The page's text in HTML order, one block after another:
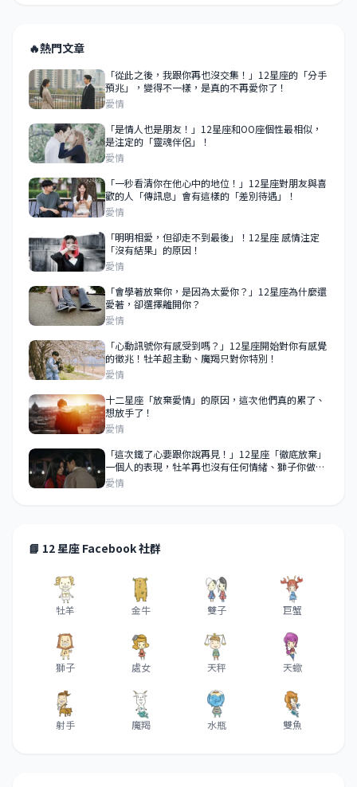
🔥熱門文章
「從此之後，我跟你再也沒交集！」12星座的「分手
預兆」，變得不一樣，是真的不再愛你了！
愛情
「是情人也是朋友！」12星座和OO座個性最相似，
是注定的「靈魂伴侶」！
愛情
「一秒看清你在他心中的地位！」12星座對朋友與喜
歡的人「傳訊息」會有這樣的「差別待遇」！
愛情
「明明相愛，但卻走不到最後」！12星座 感情注定
「沒有結果」的原因！
愛情
「會學著放棄你，是因為太愛你？」12星座為什麼還
愛著，卻選擇離開你？
愛情
「心動訊號你有感受到嗎？」12星座開始對你有感覺
的徵兆！牡羊超主動、魔羯只對你特別！
愛情
十二星座「放棄愛情」的原因，這次他們真的累了、
想放手了！
愛情
「這次鐵了心要跟你說再見！」12星座「徹底放棄」
一個人的表現，牡羊再也沒有任何情緒、獅子你做什
麼都無所謂！
愛情
📘 12 星座 Facebook 社群
牡羊 金牛 雙子 巨蟹
獅子 處女 天秤 天蠍
射手 魔羯 水瓶 雙魚